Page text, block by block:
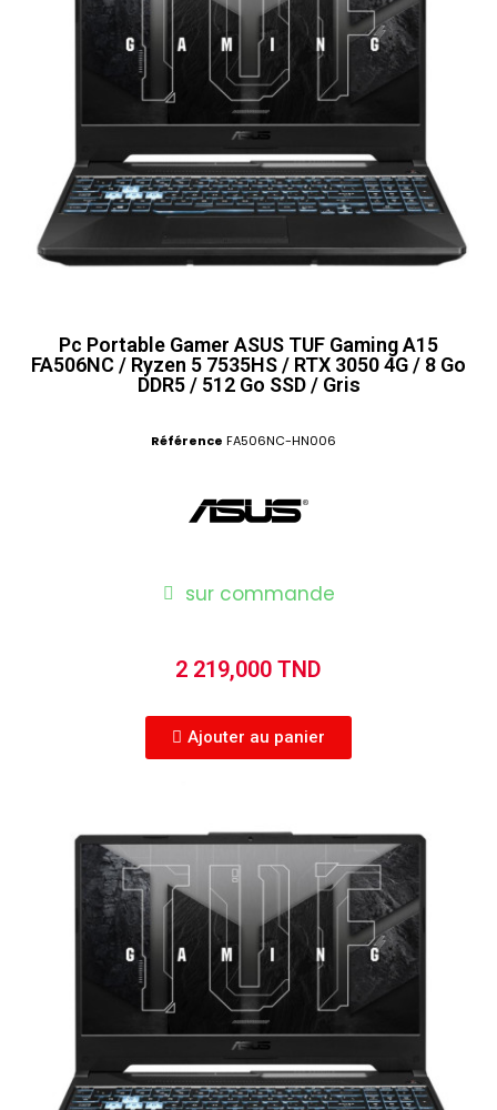
Pc Portable Gamer ASUS TUF Gaming A15
FA506NC / Ryzen 5 7535HS / RTX 3050 4G / 8 Go
DDR5 / 512 Go SSD / Gris
Référence FA506NC-HN006
sur commande
2 219,000 TND
Ajouter au panier